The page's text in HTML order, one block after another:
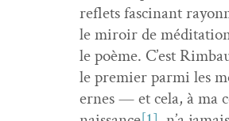
reflets fasci­nant
le miroir de médi­ta­tion
le poème. C’est
le pre­mier par­mi les
ernes — et cela, à ma